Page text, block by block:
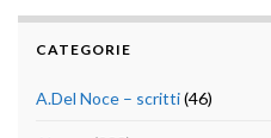
CATEGORIE
A.Del Noce – scritti(46)